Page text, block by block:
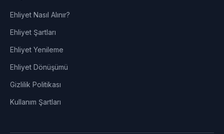
Ehliyet Nasıl Alınır?
Ehliyet Şartları
Ehliyet Yenileme
Ehliyet Dönüşümü
Gizlilik Politikası
Kullanım Şartları